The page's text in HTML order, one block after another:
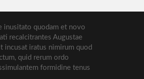
inusitato quodam et novo
recalcitrantes Augustae
incusat iratus nimirum quod
quid rerum ordo
formidine tenus